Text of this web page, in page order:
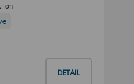
DETAIL